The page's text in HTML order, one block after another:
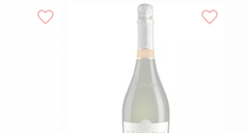
favorite_border favorite_border